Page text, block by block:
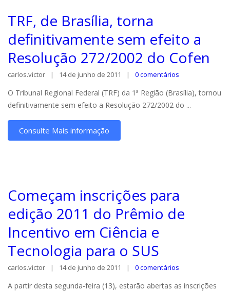
TRF, de Brasília, torna
definitivamente sem efeito a
Resolução 272/2002 do Cofen
carlos.victor 14 de junho de 2011 0 comentários
O Tribunal Regional Federal (TRF) da 1ª Região (Brasília), tornou
definitivamente sem efeito a Resolução 272/2002 do ...
Consulte Mais informação
Começam inscrições para
edição 2011 do Prêmio de
Incentivo em Ciência e
Tecnologia para o SUS
carlos.victor 14 de junho de 2011 0 comentários
A partir desta segunda-feira (13), estarão abertas as inscrições